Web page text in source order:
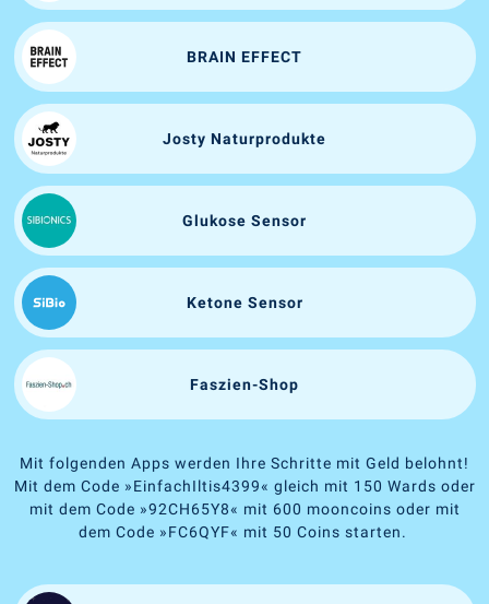
BRAIN EFFECT
Josty Naturprodukte
Glukose Sensor
Ketone Sensor
Faszien-Shop
Mit folgenden Apps werden Ihre Schritte mit Geld belohnt!
Mit dem Code »EinfachIltis4399« gleich mit 150 Wards oder
mit dem Code »92CH65Y8« mit 600 mooncoins oder mit
dem Code »FC6QYF« mit 50 Coins starten.